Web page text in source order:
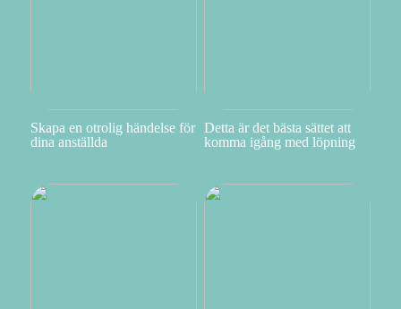
Skapa en otrolig händelse för
dina anställda
Detta är det bästa sättet att
komma igång med löpning